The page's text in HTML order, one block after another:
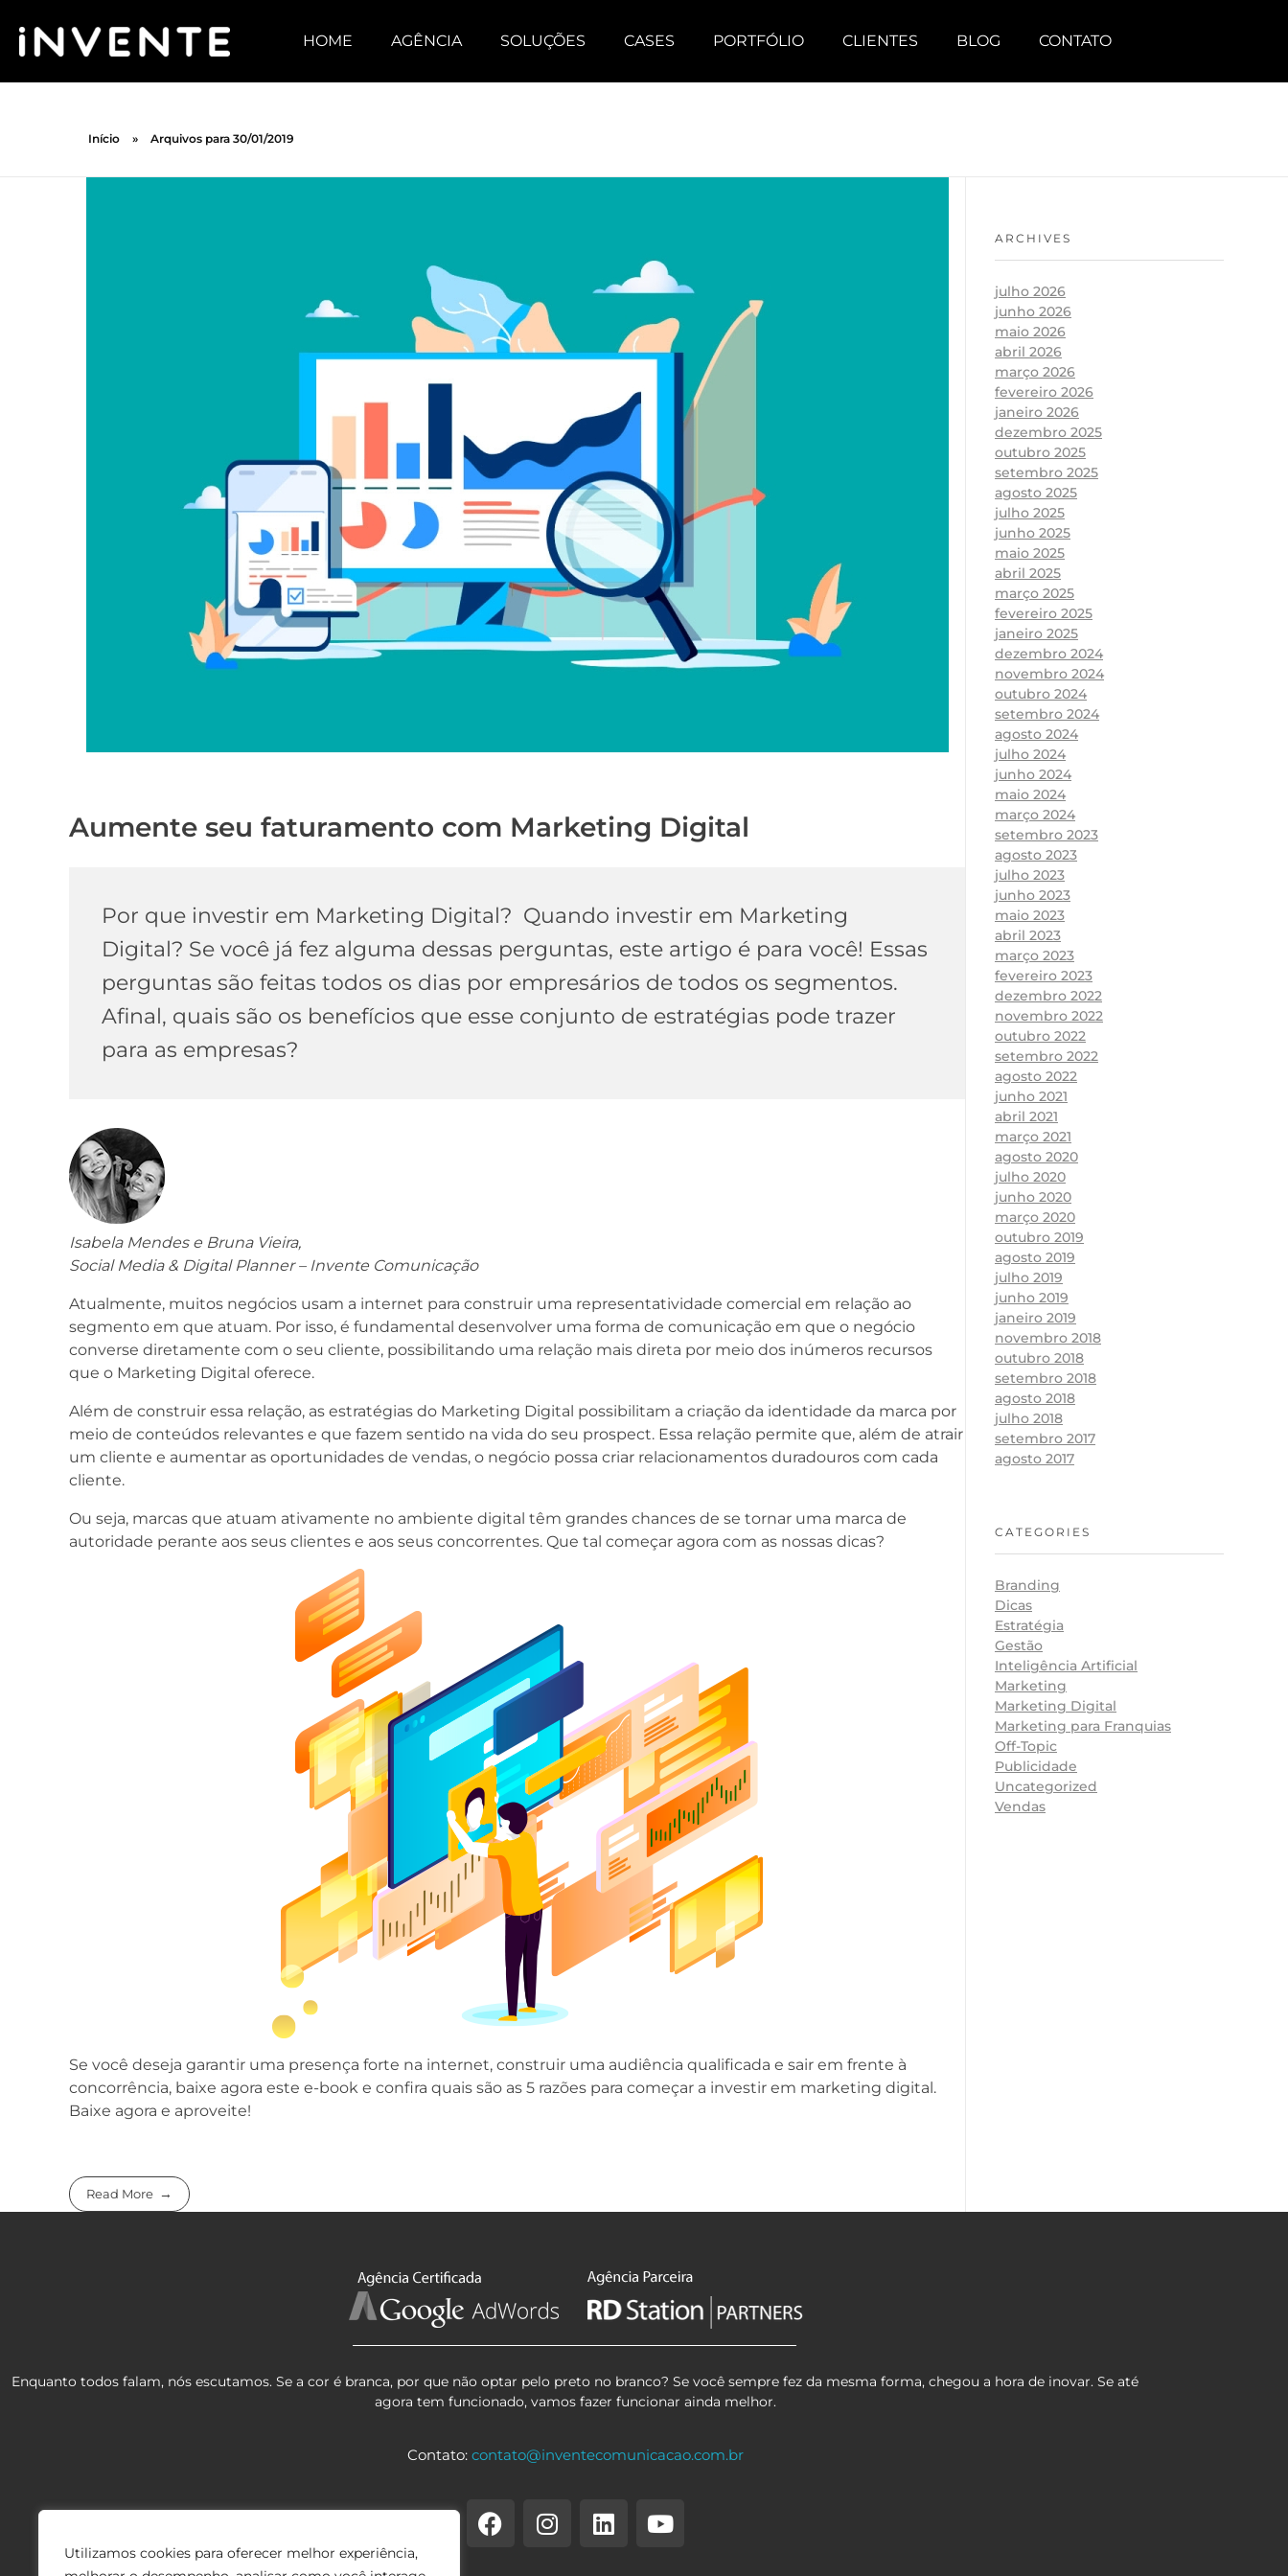
Utilizamos cookies para oferecer melhor experiência,
HOME AGÊNCIA SOLUÇÕES CASES PORTFÓLIO CLIENTES BLOG CONTATO
Início » Arquivos para 30/01/2019
Aumente seu faturamento com Marketing Digital
Por que investir em Marketing Digital? Quando investir em Marketing
Digital? Se você já fez alguma dessas perguntas, este artigo é para você! Essas
perguntas são feitas todos os dias por empresários de todos os segmentos.
Afinal, quais são os benefícios que esse conjunto de estratégias pode trazer
para as empresas?
Isabela Mendes e Bruna Vieira,
Social Media & Digital Planner – Invente Comunicação
Atualmente, muitos negócios usam a internet para construir uma representatividade comercial em relação ao
segmento em que atuam. Por isso, é fundamental desenvolver uma forma de comunicação em que o negócio
converse diretamente com o seu cliente, possibilitando uma relação mais direta por meio dos inúmeros recursos
que o Marketing Digital oferece.
Além de construir essa relação, as estratégias do Marketing Digital possibilitam a criação da identidade da marca por
meio de conteúdos relevantes e que fazem sentido na vida do seu prospect. Essa relação permite que, além de atrair
um cliente e aumentar as oportunidades de vendas, o negócio possa criar relacionamentos duradouros com cada
cliente.
Ou seja, marcas que atuam ativamente no ambiente digital têm grandes chances de se tornar uma marca de
autoridade perante aos seus clientes e aos seus concorrentes. Que tal começar agora com as nossas dicas?
Se você deseja garantir uma presença forte na internet, construir uma audiência qualificada e sair em frente à
concorrência, baixe agora este e-book e confira quais são as 5 razões para começar a investir em marketing digital.
Baixe agora e aproveite!
Read More
ARCHIVES
julho 2026
junho 2026
maio 2026
abril 2026
março 2026
fevereiro 2026
janeiro 2026
dezembro 2025
outubro 2025
setembro 2025
agosto 2025
julho 2025
junho 2025
maio 2025
abril 2025
março 2025
fevereiro 2025
janeiro 2025
dezembro 2024
novembro 2024
outubro 2024
setembro 2024
agosto 2024
julho 2024
junho 2024
maio 2024
março 2024
setembro 2023
agosto 2023
julho 2023
junho 2023
maio 2023
abril 2023
março 2023
fevereiro 2023
dezembro 2022
novembro 2022
outubro 2022
setembro 2022
agosto 2022
junho 2021
abril 2021
março 2021
agosto 2020
julho 2020
junho 2020
março 2020
outubro 2019
agosto 2019
julho 2019
junho 2019
janeiro 2019
novembro 2018
outubro 2018
setembro 2018
agosto 2018
julho 2018
setembro 2017
agosto 2017
CATEGORIES
Branding
Dicas
Estratégia
Gestão
Inteligência Artificial
Marketing
Marketing Digital
Marketing para Franquias
Off-Topic
Publicidade
Uncategorized
Vendas
Enquanto todos falam, nós escutamos. Se a cor é branca, por que não optar pelo preto no branco? Se você sempre fez da mesma forma, chegou a hora de inovar. Se até
agora tem funcionado, vamos fazer funcionar ainda melhor.
Contato: contato@inventecomunicacao.com.br